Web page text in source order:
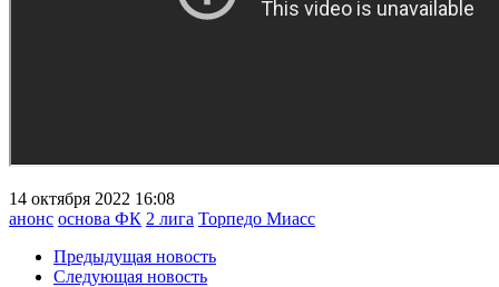
14 октября 2022 16:08
анонс основа ФК 2 лига Торпедо Миасс
Предыдущая новость
Следующая новость